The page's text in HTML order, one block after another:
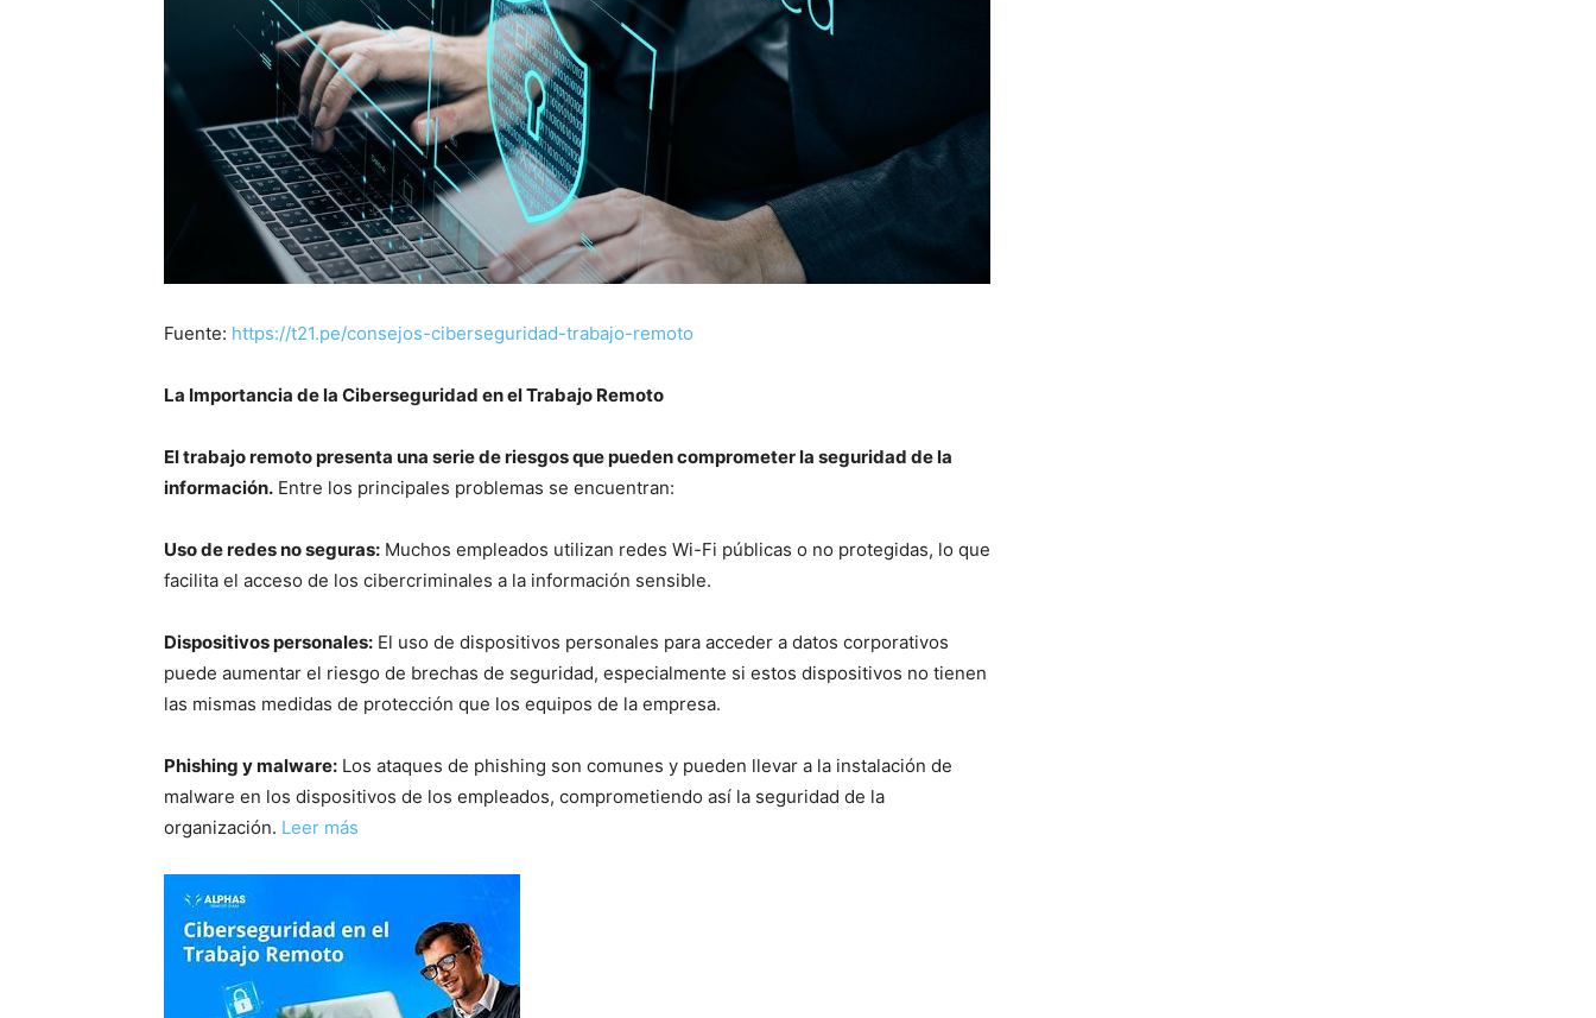
Fuente: https://t21.pe/consejos-ciberseguridad-trabajo-remoto
La Importancia de la Ciberseguridad en el Trabajo Remoto
El trabajo remoto presenta una serie de riesgos que pueden comprometer la seguridad de la
información. Entre los principales problemas se encuentran:
Uso de redes no seguras: Muchos empleados utilizan redes Wi-Fi públicas o no protegidas, lo que
facilita el acceso de los cibercriminales a la información sensible.
Dispositivos personales: El uso de dispositivos personales para acceder a datos corporativos
puede aumentar el riesgo de brechas de seguridad, especialmente si estos dispositivos no tienen
las mismas medidas de protección que los equipos de la empresa.
Phishing y malware: Los ataques de phishing son comunes y pueden llevar a la instalación de
malware en los dispositivos de los empleados, comprometiendo así la seguridad de la
organización. Leer más